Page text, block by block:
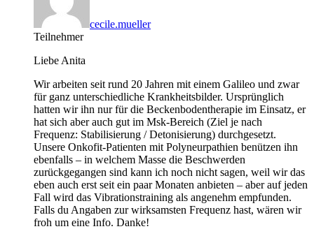
cecile.mueller
Teilnehmer
Liebe Anita
Wir arbeiten seit rund 20 Jahren mit einem Galileo und zwar
für ganz unterschiedliche Krankheitsbilder. Ursprünglich
hatten wir ihn nur für die Beckenbodentherapie im Einsatz, er
hat sich aber auch gut im Msk-Bereich (Ziel je nach
Frequenz: Stabilisierung / Detonisierung) durchgesetzt.
Unsere Onkofit-Patienten mit Polyneurpathien benützen ihn
ebenfalls – in welchem Masse die Beschwerden
zurückgegangen sind kann ich noch nicht sagen, weil wir das
eben auch erst seit ein paar Monaten anbieten – aber auf jeden
Fall wird das Vibrationstraining als angenehm empfunden.
Falls du Angaben zur wirksamsten Frequenz hast, wären wir
froh um eine Info. Danke!